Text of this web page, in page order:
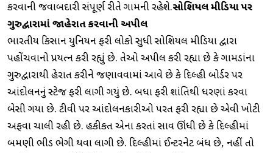
કરવાની જવાબદારી સંપૂર્ણ રીતે ગામની રહેશે.સોશિયલ મીડિયા પર
ગુરુદ્વારામાં જાહેરાત કરવાની અપીલ
ભારતીય કિસાન યુનિયન ફરી લોકો સુધી સોશિયલ મીડિયા દ્વારા
પહોંચવાનો પ્રયત્ન કરી રહ્યું છે. તેઓ અપીલ કરી રહ્યા છે કે ગામડાંના
ગુરુદ્વારાથી જાહેરાત કરીને જણાવવામાં આવે છે કે દિલ્હી બોર્ડર પર
આંદોલનનું સ્ટેજ ફરી લાગી ગયું છે. બધા ફરી શાંતિથી ધરણાં કરવા
બેસી ગયા છે. ટીવી પર આંદોલનકારીઓ પરત ફરી રહ્યા છે એવી ખોટી
અફવા ચાલી રહી છે. હકીકત એના કરતાં સાવ ઊંધી છે કે દિલ્હીમાં
બમણી ભીડ ભેગી થવા લાગી છે. દિલ્હીમાં ઈન્ટરનેટ બંધ છે, નહીં તો